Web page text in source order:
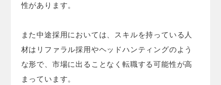
性があります。
また中途採用においては、スキルを持っている人
材はリファラル採用やヘッドハンティングのよう
な形で、市場に出ることなく転職する可能性が高
まっています。